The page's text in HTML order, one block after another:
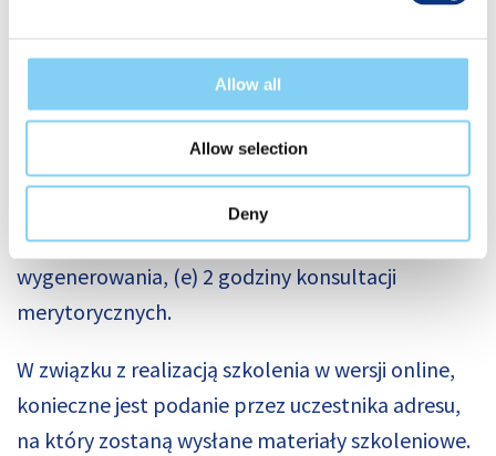
Allow all
Allow selection
Deny
Cena całkowita za szkolenie certyfikacyjne:
6.300 zł + VAT
Cena zawiera:(a) uczestnictwo w szkoleniu, (b)
cenę materiałów szkoleniowych, (c) dostęp do
platformy Ostendi, (d) 2 raporty do
wygenerowania, (e) 2 godziny konsultacji
merytorycznych.
W związku z realizacją szkolenia w wersji online,
konieczne jest podanie przez uczestnika adresu,
na który zostaną wysłane materiały szkoleniowe.